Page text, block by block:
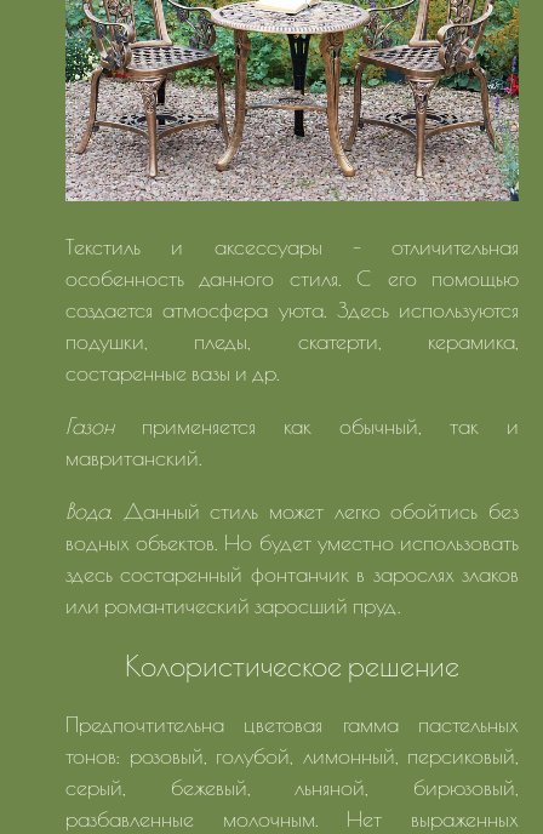
Текстиль и аксессуары - отличительная
особенность данного стиля. С его помощью
создается атмосфера уюта. Здесь используются
подушки, пледы, скатерти, керамика,
состаренные вазы и др.
Газон
применяется как обычный, так и
мавританский.
Вода. Данный стиль может легко обойтись без
водных объектов. Но будет уместно использовать
здесь состаренный фонтанчик в зарослях злаков
или романтический заросший пруд.
Колористическое решение
Предпочтительна цветовая гамма пастельных
тонов: розовый, голубой, лимонный, персиковый,
серый, бежевый, льняной, бирюзовый,
разбавленные молочным. Нет выраженных